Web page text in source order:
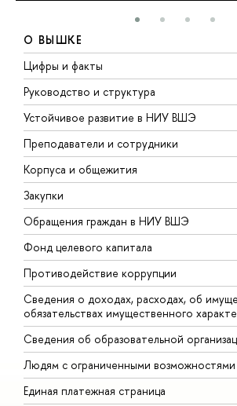
О ВЫШКЕ
Цифры и факты
Руководство и структура
Устойчивое развитие в НИУ ВШЭ
Преподаватели и сотрудники
Корпуса и общежития
Закупки
Обращения граждан в НИУ ВШЭ
Фонд целевого капитала
Противодействие коррупции
Сведения о доходах, расходах, об
обязательствах имущественного
Сведения об образовательной
Людям с ограниченными возможностями
Единая платежная страница